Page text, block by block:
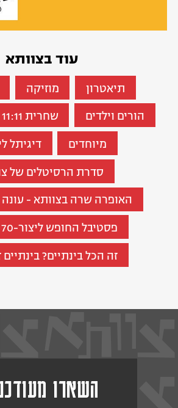
עוד בצוותא
תיאטרון מוזיקה
הורים וילדים שחרית 11:11
מיוחדים דיגיתל
סדרת הרסיטלים של
האופרה שרה בצוותא - עונה
פסטיבל החופש ליצור-70 לצוותא
זה הכל בינתיים?
השארו